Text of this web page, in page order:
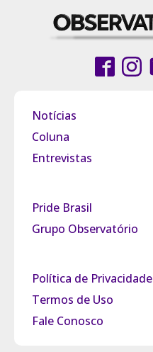
Notícias
Coluna
Entrevistas
Pride Brasil
Grupo Observatório
Política de Privacidade
Termos de Uso
Fale Conosco